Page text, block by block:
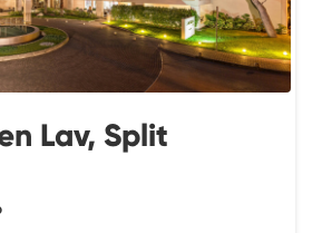
Lav, Split